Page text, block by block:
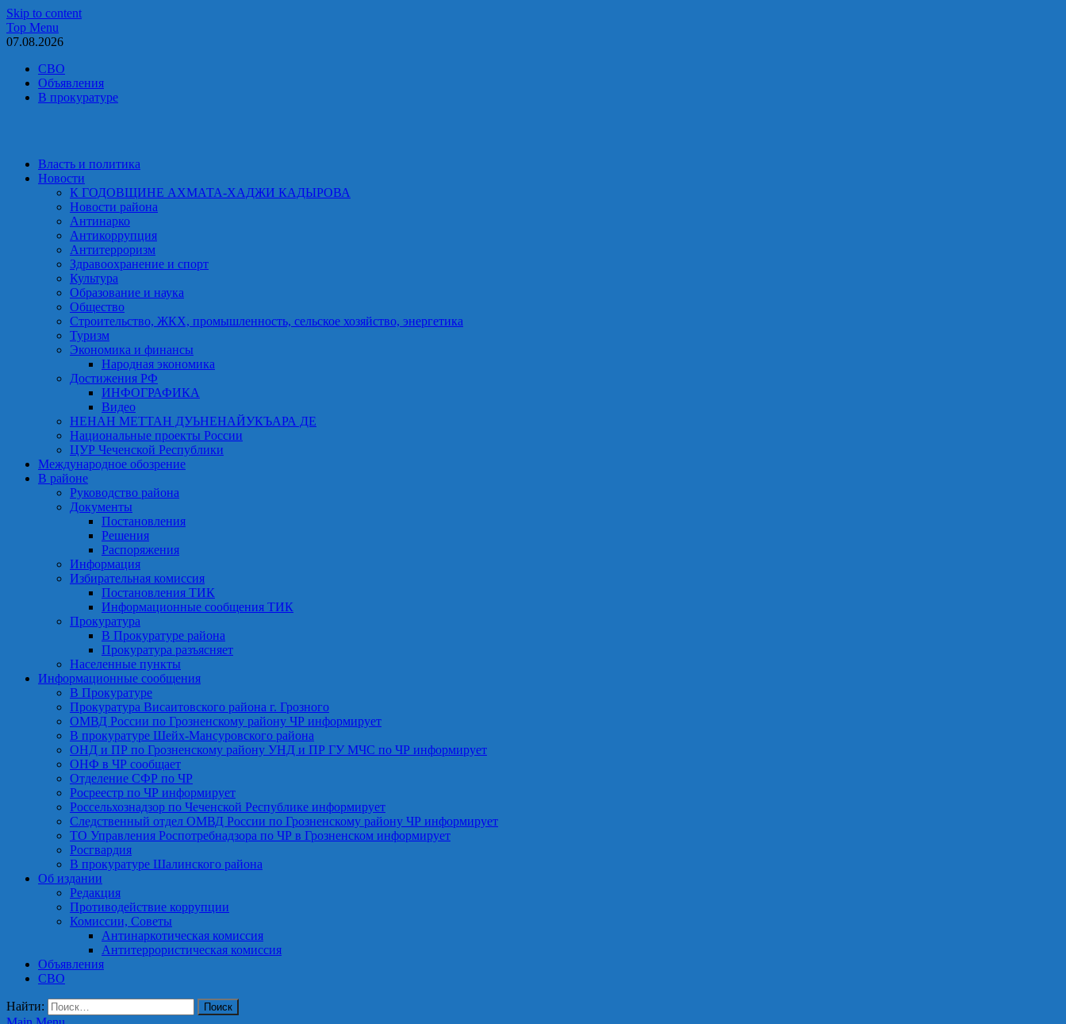
Skip to content
Top Menu
07.08.2026
СВО
Объявления
В прокуратуре
Власть и политика
Новости
К ГОДОВЩИНЕ АХМАТА-ХАДЖИ КАДЫРОВА
Новости района
Антинарко
Антикоррупция
Антитерроризм
Здравоохранение и спорт
Культура
Образование и наука
Общество
Строительство, ЖКХ, промышленность, сельское хозяйство, энергетика
Туризм
Экономика и финансы
Народная экономика
Достижения РФ
ИНФОГРАФИКА
Видео
НЕНАН МЕТТАН ДУЬНЕНАЙУКЪАРА ДЕ
Национальные проекты России
ЦУР Чеченской Республики
Международное обозрение
В районе
Руководство района
Документы
Постановления
Решения
Распоряжения
Информация
Избирательная комиссия
Постановления ТИК
Информационные сообщения ТИК
Прокуратура
В Прокуратуре района
Прокуратура разъясняет
Населенные пункты
Информационные сообщения
В Прокуратуре
Прокуратура Висаитовского района г. Грозного
ОМВД России по Грозненскому району ЧР информирует
В прокуратуре Шейх-Мансуровского района
ОНД и ПР по Грозненскому району УНД и ПР ГУ МЧС по ЧР информирует
ОНФ в ЧР сообщает
Отделение СФР по ЧР
Росреестр по ЧР информирует
Россельхознадзор по Чеченской Республике информирует
Следственный отдел ОМВД России по Грозненскому району ЧР информирует
ТО Управления Роспотребнадзора по ЧР в Грозненском информирует
Росгвардия
В прокуратуре Шалинского района
Об издании
Редакция
Противодействие коррупции
Комиссии, Советы
Антинаркотическая комиссия
Антитеррористическая комиссия
Объявления
СВО
Найти: